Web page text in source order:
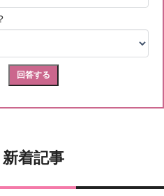
新着記事